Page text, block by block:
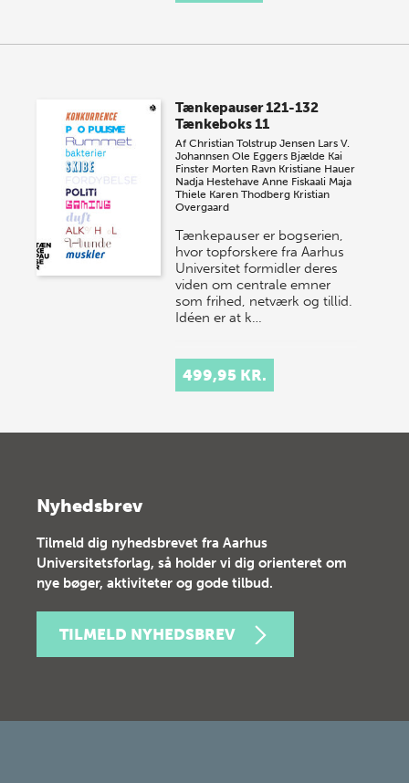
Tænkepauser 121-132
Tænkeboks 11
AfChristian Tolstrup Jensen Lars V.
Johannsen Ole Eggers Bjælde Kai
Finster Morten Ravn Kristiane Hauer
Nadja Hestehave Anne Fiskaali Maja
Thiele Karen Thodberg Kristian
Overgaard
Tænkepauser er bogserien,
hvor topforskere fra Aarhus
Universitet formidler deres
viden om centrale emner
som frihed, netværk og tillid.
Idéen er at k…
499,95 KR.
Nyhedsbrev
Tilmeld dig nyhedsbrevet fra Aarhus
Universitetsforlag, så holder vi dig orienteret om
nye bøger, aktiviteter og gode tilbud.
TILMELD NYHEDSBREV